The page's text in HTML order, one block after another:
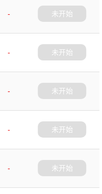
-
未开始
-
未开始
-
未开始
-
未开始
-
未开始